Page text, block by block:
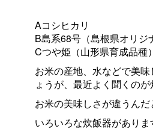
Aコシヒカリ
B島系68号（島根県オリジ
Cつや姫（山形県育成品種）
お米の産地、水などで美
ょうが、最近よく聞くの
お米の美味しさが違うんだ
いろいろな炊飯器がありま